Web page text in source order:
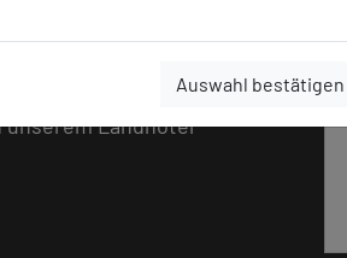
Auswahl bestätigen
und modernen
Landhotel